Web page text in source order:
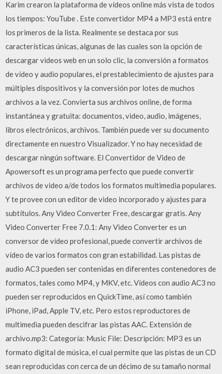
Karim crearon la plataforma de vídeos online más vista de todos
los tiempos: YouTube . Este convertidor MP4 a MP3 está entre
los primeros de la lista. Realmente se destaca por sus
características únicas, algunas de las cuales son la opción de
descargar videos web en un solo clic, la conversión a formatos
de vídeo y audio populares, el prestablecimiento de ajustes para
múltiples dispositivos y la conversión por lotes de muchos
archivos a la vez. Convierta sus archivos online, de forma
instantánea y gratuita: documentos, video, audio, imágenes,
libros electrónicos, archivos. También puede ver su documento
directamente en nuestro Visualizador. Y no hay necesidad de
descargar ningún software. El Convertidor de Video de
Apowersoft es un programa perfecto que puede convertir
archivos de video a/de todos los formatos multimedia populares.
Y te provee con un editor de video incorporado y ajustes para
subtítulos. Any Video Converter Free, descargar gratis. Any
Video Converter Free 7.0.1: Any Video Converter es un
conversor de vídeo profesional, puede convertir archivos de
vídeo de varios formatos con gran estabilidad. Las pistas de
audio AC3 pueden ser contenidas en diferentes contenedores de
formatos, tales como MP4, y MKV, etc. Vídeos con audio AC3 no
pueden ser reproducidos en QuickTime, así como también
iPhone, iPad, Apple TV, etc. Pero estos reproductores de
multimedia pueden descifrar las pistas AAC. Extensión de
archivo.mp3: Categoría: Music File: Descripción: MP3 es un
formato digital de música, el cual permite que las pistas de un CD
sean reproducidas con cerca de un décimo de su tamaño normal